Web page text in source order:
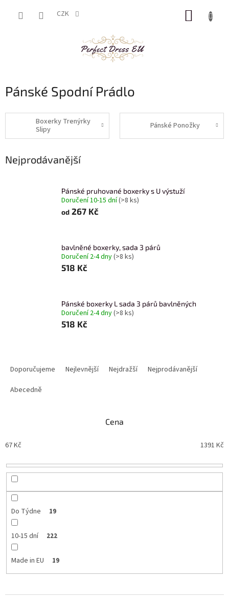
CZK
Pánské Spodní Prádlo
Boxerky Trenýrky
Slipy
Pánské Ponožky
Nejprodávanější
Pánské pruhované boxerky s U výstuží
Doručení 10-15 dní(>8 ks)
od 267 Kč
bavlněné boxerky, sada 3 párů
Doručení 2-4 dny(>8 ks)
518 Kč
Pánské boxerky L sada 3 párů bavlněných
Doručení 2-4 dny(>8 ks)
518 Kč
o
u
t
Doporučujeme Nejlevnější Nejdražší
Nejprodávanější
Abecedně
Cena
67Kč 1391 Kč
Do Týdne 19
10-15 dní 222
Made in EU 19